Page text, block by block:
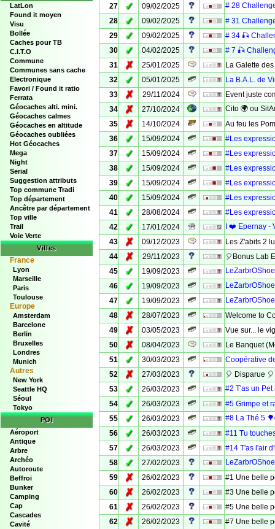
LatLon
Found it moyen
Visu
Bollée
Caches pour TB
C.I.T.O
Commune
Communes sans cache
Electronique
Favori / Found it ratio
Ferrata
Géocaches alti. mini.
Géocaches calmes
Géocaches en altitude
Géocaches oubliées
Hot Géocaches
Mega
Night
Serial
Suggestion attributs
Top commune Tradi
Top département
Ancêtre par département
Top ville
Trail
Voie Verte
Villes
France
Lyon
Marseille
Paris
Toulouse
Europe
Amsterdam
Barcelone
Berlin
Bruxelles
Londres
Munich
Autres
New York
Seattle HQ
Séoul
Tokyo
POI
Aéroport
Antique
Arbre
Archéo
Autoroute
Beffroi
Bunker
Camping
Cap
Cascades
Cavité
27
✓ 09/02/2025
# 28
28
✓ 09/02/2025
# 31
29
✓ 09/02/2025
# 34 🎣
30
✓ 04/02/2025
# 7 🎣
31
✗ 25/01/2025
La Galette
32
✓ 05/01/2025
La B.A.L. de
33
✗ 29/11/2024
Event juste
34
✗ 27/10/2024
Cito 🌍 ou
35
✗ 14/10/2024
Au feu les
36
✓ 15/09/2024
#Les
37
✓ 15/09/2024
#Les
38
✓ 15/09/2024
#Les
39
✓ 15/09/2024
#Les
40
✓ 15/09/2024
#Les
41
✓ 28/08/2024
#Les
42
✓ 17/01/2024
I ❤️ Epernay -
43
✗ 09/12/2023
Les Z'abits 2
44
✗ 29/11/2023
🎈Bonus Lab
45
✓ 19/09/2023
46
✓ 19/09/2023
47
✓ 19/09/2023
48
✗ 28/07/2023
Welcome to
49
✗ 03/05/2023
Vue sur... le
50
✗ 08/04/2023
Le Banquet
51
✓ 30/03/2023
Coopérative
52
✗ 27/03/2023
🎈 Disparue 🎈
53
✓ 26/03/2023
#2 T'as un
54
✓ 26/03/2023
#5 Grimpe et
55
✓ 26/03/2023
#8 La Thé 5
56
✓ 26/03/2023
#11 Tu
57
✓ 26/03/2023
#14 T'as l'air
58
✓ 27/02/2023
59
✗ 26/02/2023
#1 Une belle
60
✗ 26/02/2023
#3 Une belle
61
✗ 26/02/2023
#5 Une belle
62
✗ 26/02/2023
#7 Une belle